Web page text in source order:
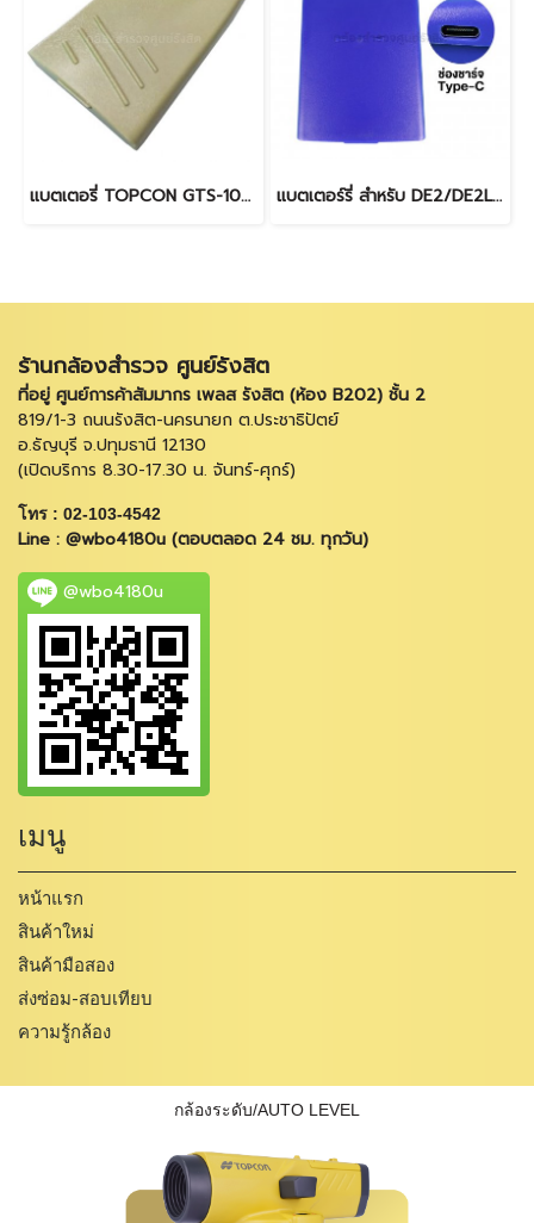
แบตเตอรี่ TOPCON GTS-100 Series แบตเตอร์รี่ สำหรับ DE2/DE2L (TYPE-C)
ร้านกล้องสำรวจ ศูนย์รังสิต
ที่อยู่ ศูนย์การค้าสัมมากร เพลส รังสิต (ห้อง B202) ชั้น 2
819/1-3 ถนนรังสิต-นครนายก ต.ประชาธิปัตย์
อ.ธัญบุรี จ.ปทุมธานี 12130
(เปิดบริการ 8.30-17.30 น. จันทร์-ศุกร์)
โทร : 02-103-4542
Line : @wbo4180u (ตอบตลอด 24 ชม. ทุกวัน)
@wbo4180u
เมนู
หน้าแรก
สินค้าใหม่
สินค้ามือสอง
ส่งซ่อม-สอบเทียบ
ความรู้กล้อง
กล้องระดับ/AUTO LEVEL